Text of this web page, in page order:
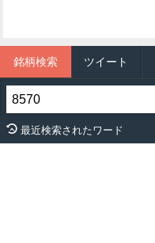
銘柄検索 ツイート
最近検索されたワード